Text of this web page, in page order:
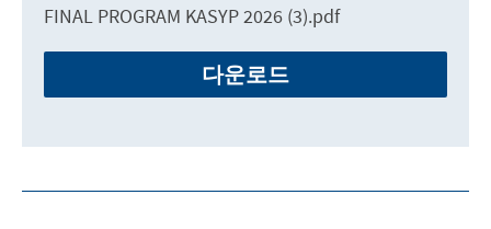
FINAL PROGRAM KASYP 2026 (3).pdf
다운로드